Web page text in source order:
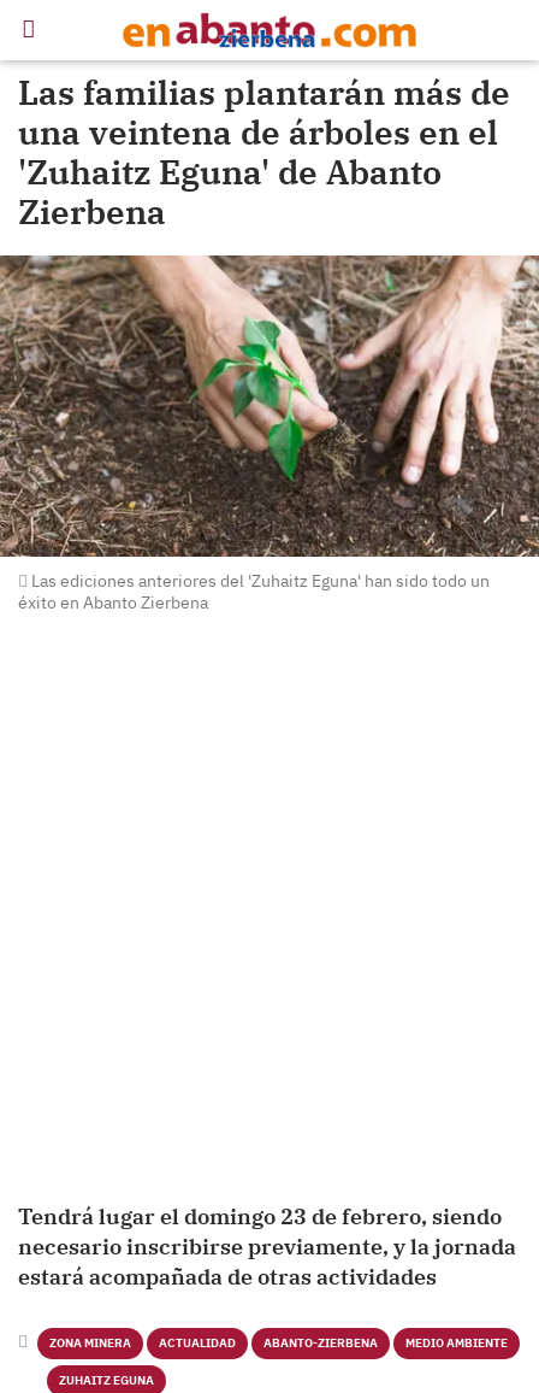
Las familias plantarán más de
una veintena de árboles en el
'Zuhaitz Eguna' de Abanto
Zierbena
Las ediciones anteriores del 'Zuhaitz Eguna' han sido todo un
éxito en Abanto Zierbena
Tendrá lugar el domingo 23 de febrero, siendo
necesario inscribirse previamente, y la jornada
estará acompañada de otras actividades
ZONA MINERA ACTUALIDAD ABANTO-ZIERBENA MEDIO AMBIENTE
ZUHAITZ EGUNA